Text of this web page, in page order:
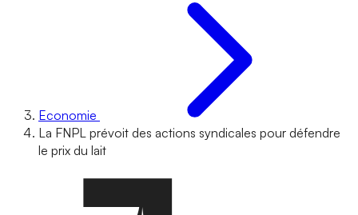
Economie
La FNPL prévoit des actions syndicales pour défendre
le prix du lait